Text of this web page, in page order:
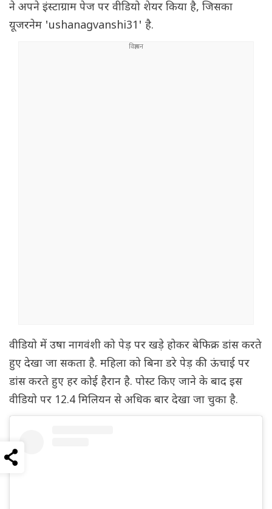
ने अपने इंस्टाग्राम पेज पर वीडियो शेयर किया है, जिसका
यूजरनेम 'ushanagvanshi31' है.
वीडियो में उषा नागवंशी को पेड़ पर खड़े होकर बेफिक्र डांस करते
हुए देखा जा सकता है. महिला को बिना डरे पेड़ की ऊंचाई पर
डांस करते हुए हर कोई हैरान है. पोस्ट किए जाने के बाद इस
वीडियो पर 12.4 मिलियन से अधिक बार देखा जा चुका है.